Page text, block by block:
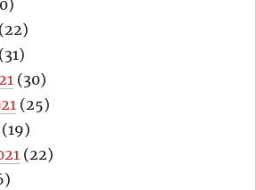
(22)
(31)
(30)
(25)
(19)
(22)